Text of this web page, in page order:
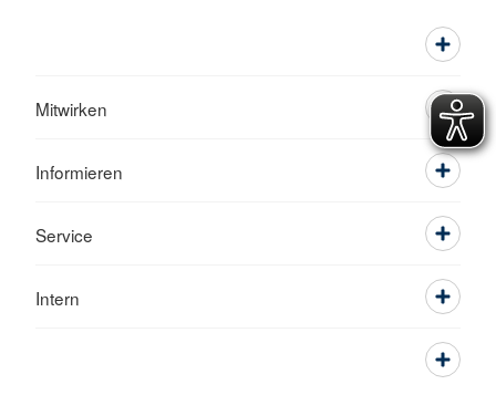
Mitwirken
Informieren
Service
Intern